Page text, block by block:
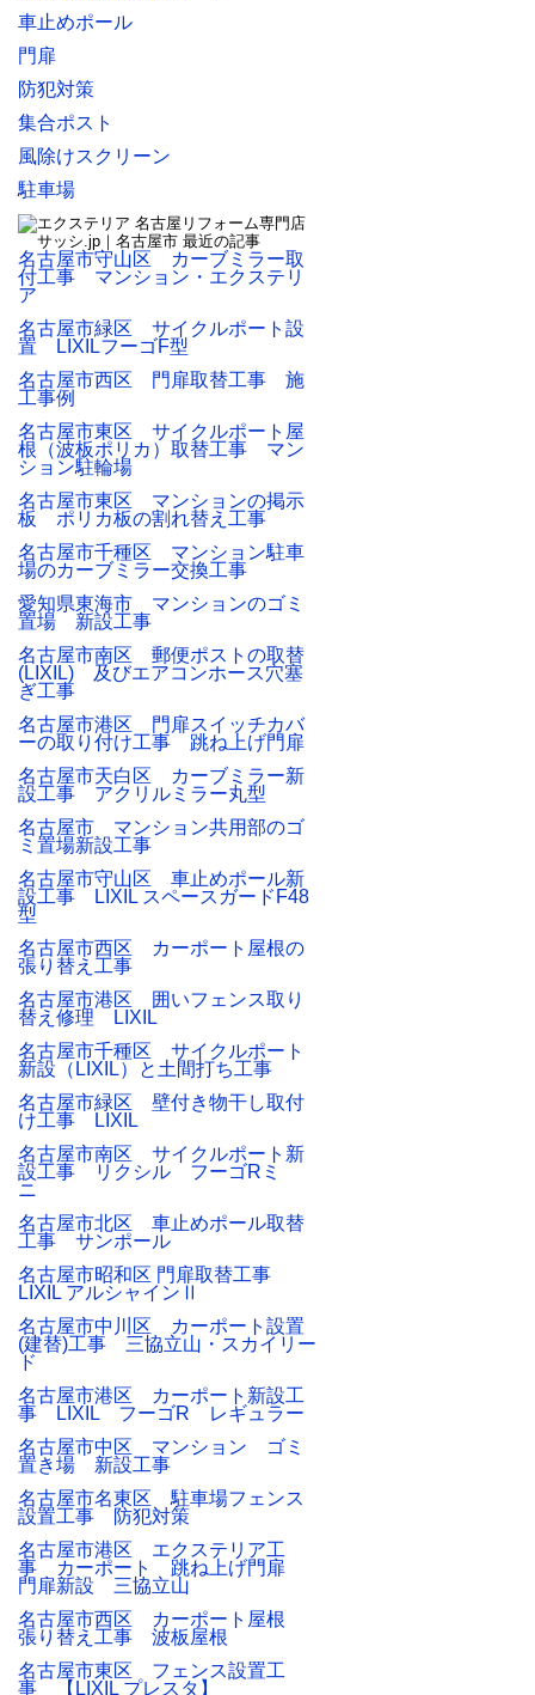
車止めポール
門扉
防犯対策
集合ポスト
風除けスクリーン
駐車場
名古屋市守山区 カーブミラー取
付工事 マンション・エクステリ
ア
名古屋市緑区 サイクルポート設
置 LIXILフーゴF型
名古屋市西区 門扉取替工事 施
工事例
名古屋市東区 サイクルポート屋
根（波板ポリカ）取替工事 マン
ション駐輪場
名古屋市東区 マンションの掲示
板 ポリカ板の割れ替え工事
名古屋市千種区 マンション駐車
場のカーブミラー交換工事
愛知県東海市 マンションのゴミ
置場 新設工事
名古屋市南区 郵便ポストの取替
(LIXIL) 及びエアコンホース穴塞
ぎ工事
名古屋市港区 門扉スイッチカバ
ーの取り付け工事 跳ね上げ門扉
名古屋市天白区 カーブミラー新
設工事 アクリルミラー丸型
名古屋市 マンション共用部のゴ
ミ置場新設工事
名古屋市守山区 車止めポール新
設工事 LIXIL スペースガードF48
型
名古屋市西区 カーポート屋根の
張り替え工事
名古屋市港区 囲いフェンス取り
替え修理 LIXIL
名古屋市千種区 サイクルポート
新設（LIXIL）と土間打ち工事
名古屋市緑区 壁付き物干し取付
け工事 LIXIL
名古屋市南区 サイクルポート新
設工事 リクシル フーゴRミ
ニ
名古屋市北区 車止めポール取替
工事 サンポール
名古屋市昭和区 門扉取替工事
LIXIL アルシャインⅡ
名古屋市中川区 カーポート設置
(建替)工事 三協立山・スカイリー
ド
名古屋市港区 カーポート新設工
事 LIXIL フーゴR レギュラー
名古屋市中区 マンション ゴミ
置き場 新設工事
名古屋市名東区 駐車場フェンス
設置工事 防犯対策
名古屋市港区 エクステリア工
事 カーポート 跳ね上げ門扉
門扉新設 三協立山
名古屋市西区 カーポート屋根
張り替え工事 波板屋根
名古屋市東区 フェンス設置工
事 【LIXIL プレスタ】